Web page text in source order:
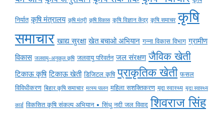
निर्यात कृषि मंत्रालय कृषि मंत्री कृषि विकास कृषि विज्ञान केंद्र कृषि समाचर कृषि
समाचार खाद्य सुरक्षा खेत बचाओ अभियान गन्ना विकास विभाग ग्रामीण
विकास जलवायु-अनुकूल कृषि जलवायु परिवर्तन जल संरक्षण जैविक खेती
टिकाऊ कृषि टिकाऊ खेती डिजिटल कृषि प्राकृतिक खेती फसल
विविधीकरण बिहार कृषि समाचार मत्स्य पालन महिला सशक्तिकरण मृदा स्वास्थ्य मृदा स्वास्थ्य
कार्ड विकसित कृषि संकल्प अभियान • सिंधु नदी जल विवाद शिवराज सिंह